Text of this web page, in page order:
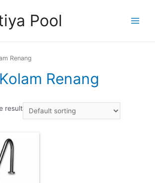
Pool
Renang
Renang
result